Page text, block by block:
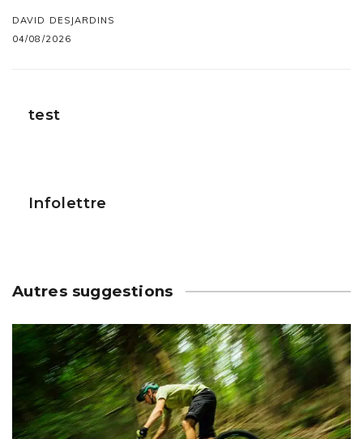
DAVID DESJARDINS
04/08/2026
test
Infolettre
Autres suggestions